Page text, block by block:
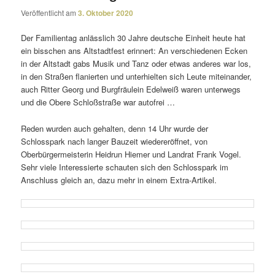
Veröffentlicht am3. Oktober 2020
Der Familientag anläss­lich 30 Jahre deut­sche Einheit heute hat
ein biss­chen ans Altstadtfest erin­nert: An verschie­denen Ecken
in der Altstadt gabs Musik und Tanz oder etwas anderes war los,
in den Straßen flanierten und unter­hielten sich Leute mitein­ander,
auch Ritter Georg und Burgfräulein Edelweiß waren unter­wegs
und die Obere Schloßstraße war autofrei …
Reden wurden auch gehalten, denn 14 Uhr wurde der
Schlosspark nach langer Bauzeit wieder­eröffnet, von
Oberbürgermeisterin Heidrun Hiemer und Landrat Frank Vogel.
Sehr viele Interessierte schauten sich den Schlosspark im
Anschluss gleich an, dazu mehr in einem Extra-Artikel.